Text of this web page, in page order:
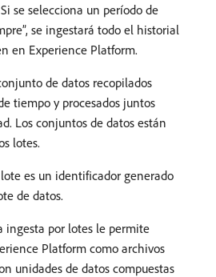
se selecciona un período de
se ingestará todo el historial
en Experience Platform.
de datos recopilados
tiempo y procesados juntos
Los conjuntos de datos están
lotes.
es un identificador generado
de datos.
ingesta por lotes le permite
Platform como archivos
unidades de datos compuestas